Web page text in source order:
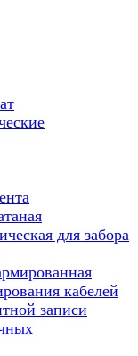
для забора
кабелей
записи